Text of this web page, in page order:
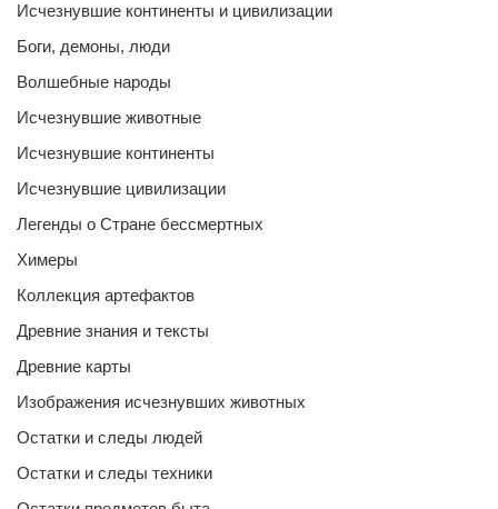
Исчезнувшие континенты и цивилизации
Боги, демоны, люди
Волшебные народы
Исчезнувшие животные
Исчезнувшие континенты
Исчезнувшие цивилизации
Легенды о Стране бессмертных
Химеры
Коллекция артефактов
Древние знания и тексты
Древние карты
Изображения исчезнувших животных
Остатки и следы людей
Остатки и следы техники